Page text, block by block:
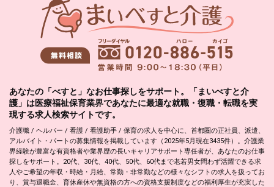
あなたの「べすと」なお仕事探しをサポート。「まいべすと介
護」は医療福祉保育業界であなたに最適な就職・復職・転職を実
現する求人検索サイトです。
介護職 / ヘルパー / 看護 / 看護助手 / 保育の求人を中心に、首都圏の正社員、派遣、
アルバイト・パートの募集情報を掲載しています（2025年5月現在3435件）。介護業
界経験が豊富な有資格者や業界歴の長いキャリアサポート専任者が、あなたのお仕事
探しをサポート。20代、30代、40代、50代、60代まで老若男女問わず活躍できる求
人やご希望の年収・時給・月給、常勤・非常勤などの様々なシフトの求人を扱ってお
り、賞与退職金、育休産休や無資格の方への資格支援制度などの福利厚生が充実した